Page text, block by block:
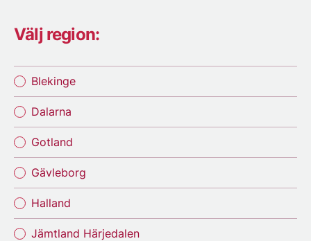
Välj region:
Blekinge
Dalarna
Gotland
Gävleborg
Halland
Jämtland Härjedalen